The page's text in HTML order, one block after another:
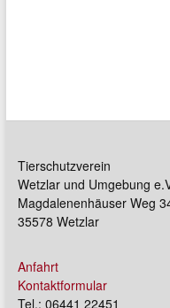
Tierschutzverein
Wetzlar und Umgebung
Magdalenenhäuser Weg
35578 Wetzlar
Anfahrt
Kontaktformular
Tel.: 06441 22451